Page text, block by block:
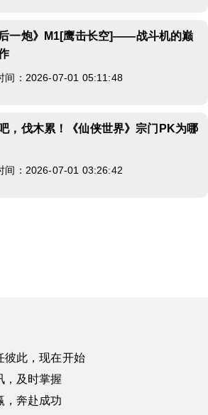
后一炮》M1[鹰击长空]——战斗机的巅
间：2026-07-01 05:11:48
，伐木累！《仙侠世界》宗门PK为哪
间：2026-07-01 03:26:42
彼此，现在开始
，及时掌握
，奔赴成功